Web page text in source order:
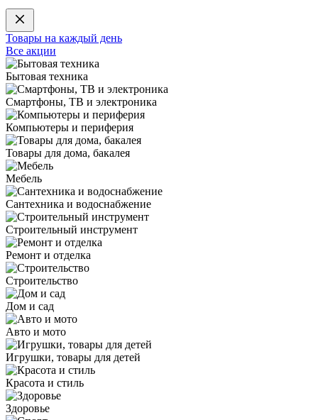
Товары на каждый день
Все акции
Бытовая техника
Смартфоны, ТВ и электроника
Компьютеры и периферия
Товары для дома, бакалея
Мебель
Сантехника и водоснабжение
Строительный инструмент
Ремонт и отделка
Строительство
Дом и сад
Авто и мото
Игрушки, товары для детей
Красота и стиль
Здоровье